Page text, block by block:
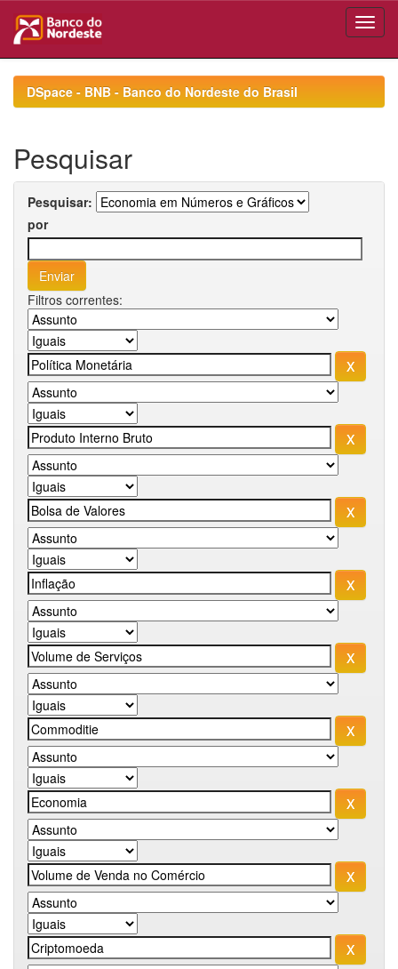
navigationDSpace - BNB - Banco do Nordeste do Brasil
Pesquisar
Pesquisar:
por
Filtros correntes: